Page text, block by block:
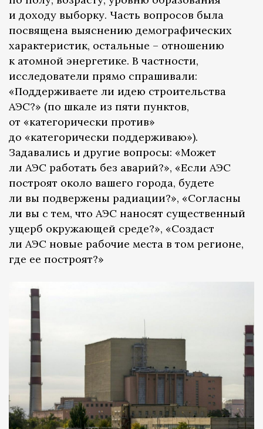
и доходу выборку. Часть вопросов была
посвящена выяснению демографических
характеристик, остальные – отношению
к атомной энергетике. В частности,
исследователи прямо спрашивали:
«Поддерживаете ли идею строительства
АЭС?» (по шкале из пяти пунктов,
от «категорически против»
до «категорически поддерживаю»).
Задавались и другие вопросы: «Может
ли АЭС работать без аварий?», «Если АЭС
построят около вашего города, будете
ли вы подвержены радиации?», «Согласны
ли вы с тем, что АЭС наносят существенный
ущерб окружающей среде?», «Создаст
ли АЭС новые рабочие места в том регионе,
где ее построят?»